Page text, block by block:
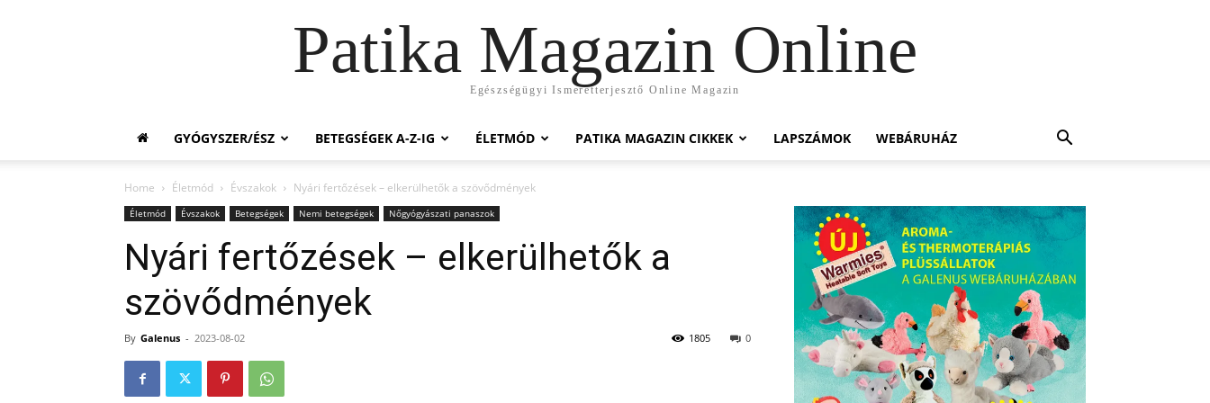
Patika Magazin Online
Egészségügyi Ismeretterjesztő Online Magazin
GYÓGYSZER/ÉSZ BETEGSÉGEK A-Z-IG ÉLETMÓD PATIKA MAGAZIN CIKKEK LAPSZÁMOK WEBÁRUHÁZ
Home Életmód Évszakok Nyári fertőzések – elkerülhetők a szövődmények
Életmód Évszakok Betegségek Nemi betegségek Nőgyógyászati panaszok
Nyári fertőzések – elkerülhetők a
szövődmények
By Galenus - 2023-08-02 0
1805